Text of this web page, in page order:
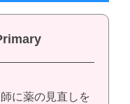
に薬の見直しを